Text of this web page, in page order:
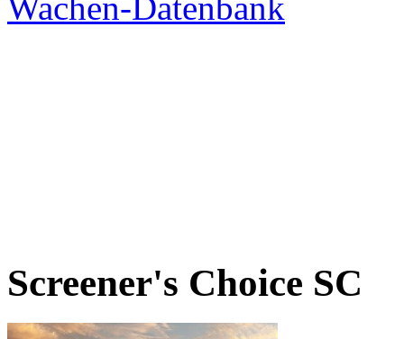
Screener's Choice SC